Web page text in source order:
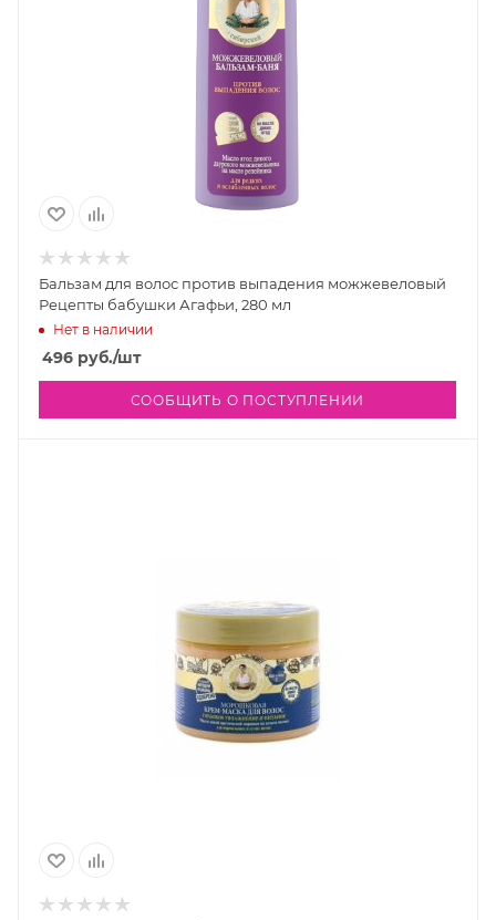
Бальзам для волос против выпадения можжевеловый
Рецепты бабушки Агафьи, 280 мл
Нет в наличии
496 руб./шт
СООБЩИТЬ О ПОСТУПЛЕНИИ